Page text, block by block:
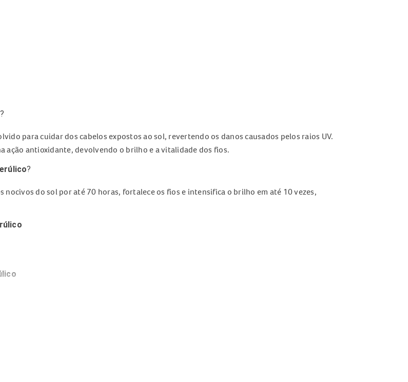
?
para cuidar dos cabelos expostos ao sol, revertendo os danos causados pelos raios UV.
ação antioxidante, devolvendo o brilho e a vitalidade dos fios.
?
do sol por até 70 horas, fortalece os fios e intensifica o brilho em até 10 vezes,